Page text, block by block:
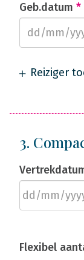
Geb.datum *
Reiziger
3.
Flexibel